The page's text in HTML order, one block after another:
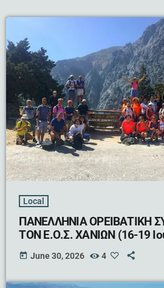
Local
ΠΑΝΕΛΛΗΝΙΑ ΟΡΕΙΒΑΤΙΚΗ
ΤΟΝ Ε.Ο.Σ. ΧΑΝΙΩΝ (16-19
today June 30, 2026 4